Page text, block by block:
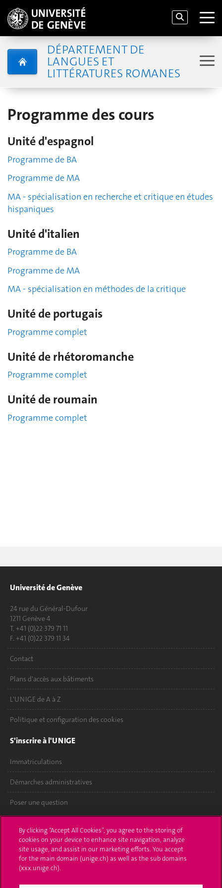
DÉPARTEMENT DE
LANGUES ET
LITTÉRATURES ROMANES
Programme des cours
Unité d'espagnol
Programme de BA
Programme de MA
MA - spécialisation en recherche et critique en études
hispaniques
Unité d'italien
Programme de BA
Programme de MA
MA - spécialisation en méthodes de la critique
Unité de portugais
Programme complet
Unité de rhétoromanche
Programme complet
Unité de roumain
Programme complet
Université de Genève
24 rue du Général-Dufour
1211 Genève 4
T. +41 (0)22 379 71 11
F. +41 (0)22 379 11 34
Contact
Plans d'accès aux bâtiments
L'UNIGE de A à Z
Politique et configuration des cookies
S'inscrire à l'UNIGE
Immatriculations
Démarches administratives
Poser une question
UNIGE Mobile
Médias
Offres d'emploi
By clicking “Accept All Cookies”, you agree to the storing of
cookies on your device to enhance site navigation, analyze
site usage, and assist in our marketing efforts. You accept
for the main domain (unige.ch) as well as the sub domains
(xxx.unige.ch).